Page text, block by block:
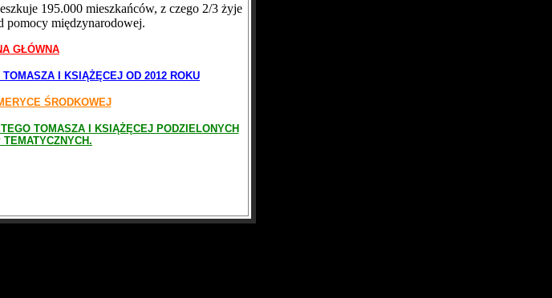
195.000 mieszkańców, z czego 2/3 żyje
pomocy międzynarodowej.
GŁÓWNA
I KSIĄŻĘCEJ OD 2012 ROKU
ŚRODKOWEJ
TOMASZA I KSIĄŻĘCEJ PODZIELONYCH
TEMATYCZNYCH.